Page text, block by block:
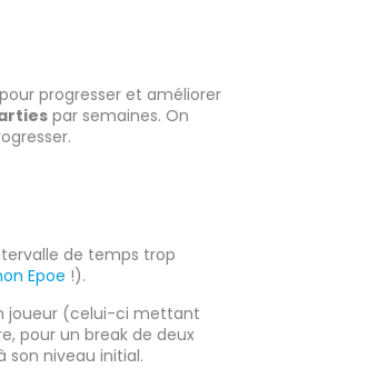
progresser et améliorer
par semaines. On
de temps trop
Epoe !).
joueur (celui-ci mettant
pour un break de deux
son niveau initial.